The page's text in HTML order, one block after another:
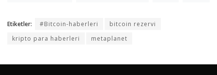
Etiketler: #Bitcoin-haberleri
bitcoin rezervi
kripto para haberleri
metaplanet